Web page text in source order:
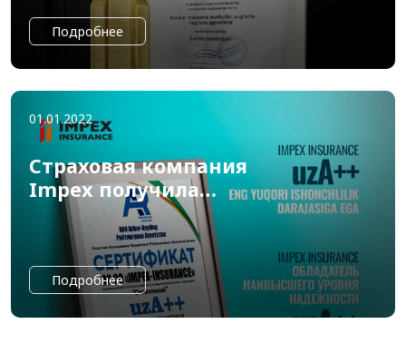
Подробнее
01.01.2022
Страховая компания
Impex получила
рейтинг "uzA++"
Подробнее